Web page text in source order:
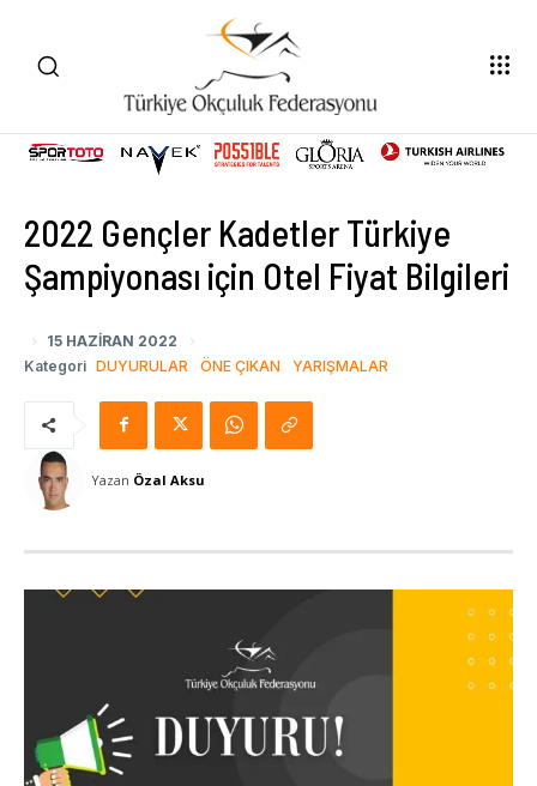
2022 Gençler Kadetler Türkiye
Şampiyonası için Otel Fiyat Bilgileri
15 HAZIRAN 2022
Kategori DUYURULAR ÖNE ÇIKAN YARIŞMALAR
Yazan Özal Aksu